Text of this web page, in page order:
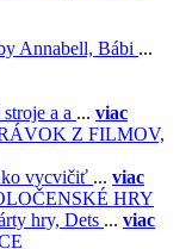
Annabell, Bábi ...
a a ... viac
Z FILMOV,
vycvičiť ... viac
HRY
hry, Dets ... viac